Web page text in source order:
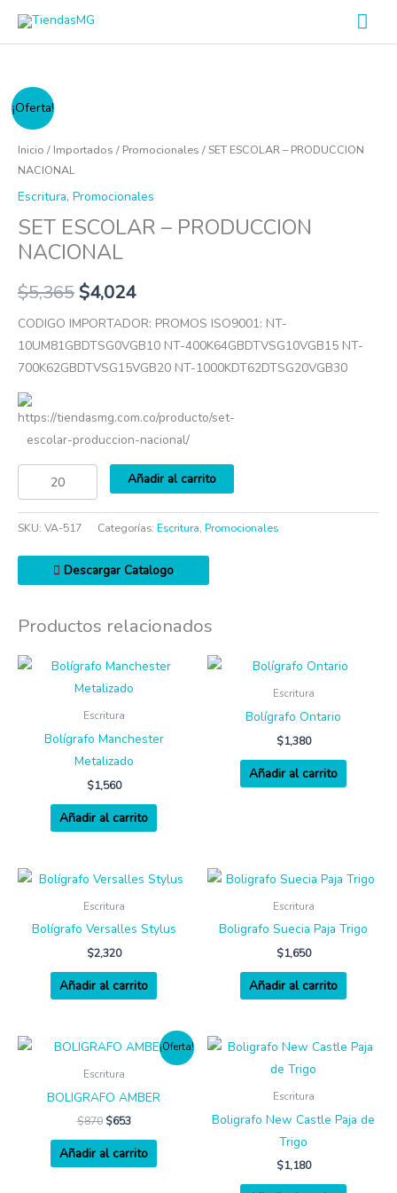
¡Oferta!
Inicio / Importados / Promocionales / SET ESCOLAR – PRODUCCION
NACIONAL
Escritura, Promocionales
SET ESCOLAR – PRODUCCION
NACIONAL
$5,365$4,024
CODIGO IMPORTADOR: PROMOS ISO9001: NT-
10UM81GBDTSG0VGB10 NT-400K64GBDTVSG10VGB15 NT-
700K62GBDTVSG15VGB20 NT-1000KDT62DTSG20VGB30
https://tiendasmg.com.co/producto/set-
escolar-produccion-nacional/
SET
ESCOLAR
-
PRODUCCION
NACIONAL
Añadir al carrito
SKU: VA-517 Categorías: Escritura, Promocionales
Descargar Catalogo
Productos relacionados
Escritura
Bolígrafo Manchester
Metalizado
$1,560
Añadir al carrito
Escritura
Bolígrafo Ontario
$1,380
Añadir al carrito
Escritura
Bolígrafo Versalles Stylus
$2,320
Añadir al carrito
Escritura
Boligrafo Suecia Paja Trigo
$1,650
Añadir al carrito
¡Oferta!
Escritura
BOLIGRAFO AMBER
$870 $653
Añadir al carrito
Escritura
Boligrafo New Castle Paja de
Trigo
$1,180